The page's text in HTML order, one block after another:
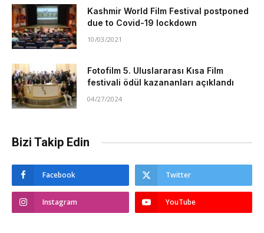
Kashmir World Film Festival postponed
due to Covid-19 lockdown
10/03/2021
Fotofilm 5. Uluslararası Kısa Film
festivali ödül kazananları açıklandı
04/27/2024
Bizi Takip Edin
Facebook Twitter
Instagram YouTube